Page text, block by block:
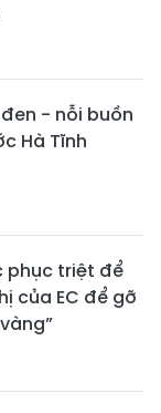
- nỗi buồn
Hà Tĩnh
phục triệt để
của EC để gỡ